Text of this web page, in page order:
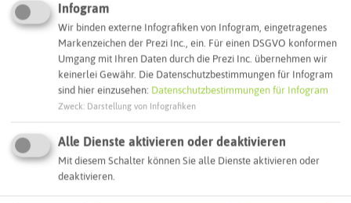
ÖPNV-Route finden
Autoroute finden
ATTRAKTIONEN IN DER UMGEBUNG
Was ihr hier noch erleben könnt
Infogram
Wir binden externe Infografiken von Infogram, eingetragenes
Markenzeichen der Prezi Inc., ein. Für einen DSGVO konformen
Umgang mit Ihren Daten durch die Prezi Inc. übernehmen wir
keinerlei Gewähr. Die Datenschutzbestimmungen für Infogram
sind hier einzusehen: Datenschutzbestimmungen für Infogram
Zweck Darstellung von Infografiken
Alle Dienste aktivieren oder deaktivieren
Mit diesem Schalter können Sie alle Dienste aktivieren oder
deaktivieren.